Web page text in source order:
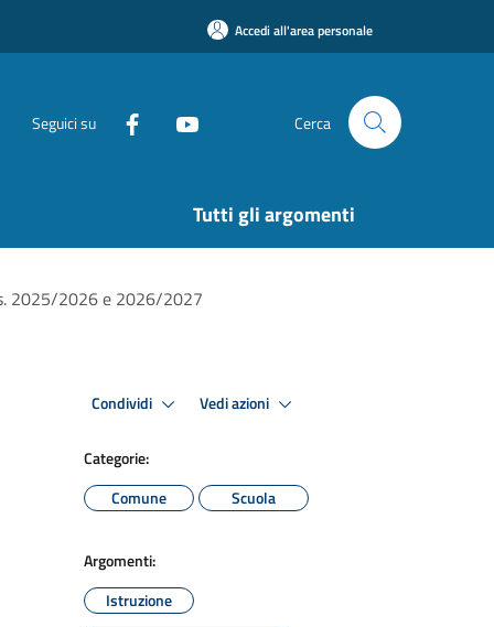
Accedi all'area personale
Seguici su Cerca
Tutti gli argomenti
2025/2026 e 2026/2027
Condividi Vedi azioni
Categorie:
Comune
Scuola
Argomenti:
Istruzione